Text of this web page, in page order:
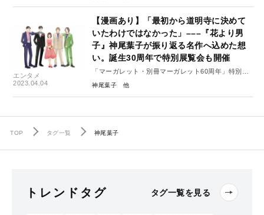
エンタメ
2023.04.04
【漫画あり】「最初から道明寺に決めて
いたわけではなかった」–––『花より男
子』神尾葉子が振り返る名作へ込めた想
い。誕生30周年で特別展覧会も開催
「マーガレット・別冊マーガレット60周年」特別イ
ンタビュー#1（前編）
神尾葉子
TOP タグ一覧 神尾葉子
トレンドタグ タグ一覧を見る